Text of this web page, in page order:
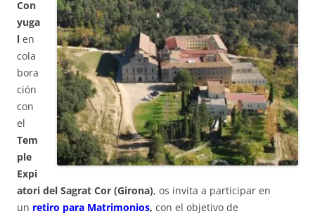
Con
yuga
l en
cola
bora
ción
con
el
Tem
ple
Expi
atori del Sagrat Cor (Girona), os invita a participar en
un retiro para Matrimonios, con el objetivo de